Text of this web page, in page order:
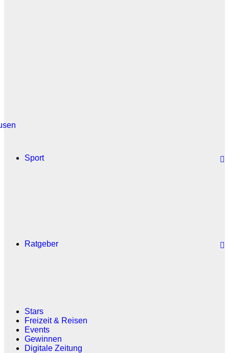
Sport
Ratgeber
Stars
Freizeit & Reisen
Events
Gewinnen
Digitale Zeitung